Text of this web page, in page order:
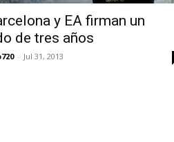
y EA firman un
de tres años
- Jul 31, 2013